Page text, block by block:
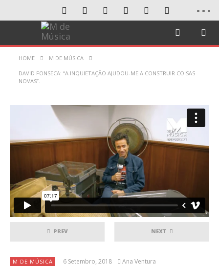
HOME M DE MÚSICA
DAVID FONSECA: “A INQUIETAÇÃO AJUDOU-ME A CONSTRUIR COISAS
NOVAS”.
PREV NEXT
M DE MÚSICA 6 Setembro, 2018 Ana Ventura